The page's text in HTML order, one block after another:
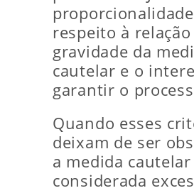
respeito à
gravidade da
cautelar e o
garantir o
Quando esses
deixam de ser
a medida
considerada